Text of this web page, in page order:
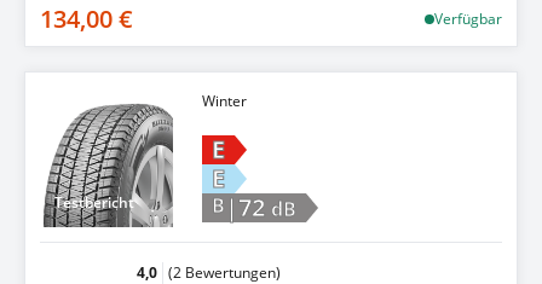
134,00 € Verfügbar
Testbericht
Winter
E
E
B |72 dB
4,0 (2 Bewertungen)